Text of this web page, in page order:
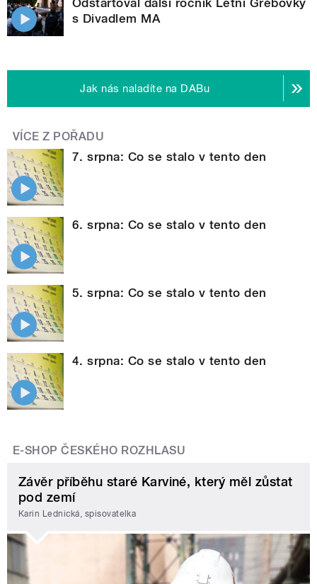
s Divadlem MA
Jak nás naladíte na DABu
VÍCE Z POŘADU
7. srpna: Co se stalo v tento den
6. srpna: Co se stalo v tento den
5. srpna: Co se stalo v tento den
4. srpna: Co se stalo v tento den
E-SHOP ČESKÉHO ROZHLASU
Závěr příběhu staré Karviné, který měl zůstat
pod zemí
Karin Lednická, spisovatelka